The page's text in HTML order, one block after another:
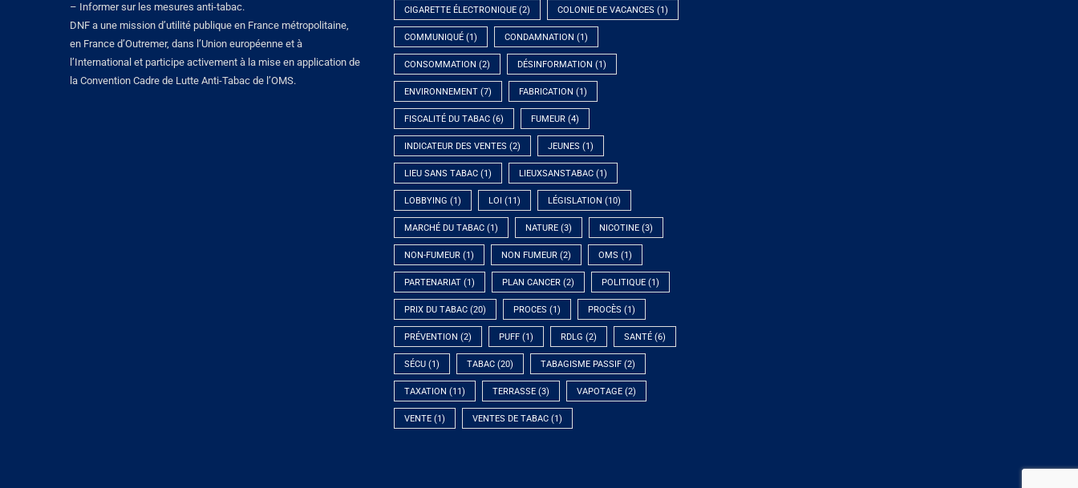
– Informer sur les mesures anti-tabac.
DNF a une mission d’utilité publique en France métropolitaine,
en France d’Outremer, dans l’Union européenne et à
l’International et participe activement à la mise en application de
la Convention Cadre de Lutte Anti-Tabac de l’OMS.
CIGARETTE ÉLECTRONIQUE(2) COLONIE DE VACANCES (1)
COMMUNIQUÉ(1) CONDAMNATION (1)
CONSOMMATION (2) DÉSINFORMATION (1)
ENVIRONNEMENT(7) FABRICATION (1)
FISCALITÉ DU TABAC(6) FUMEUR(4)
INDICATEUR DES VENTES (2) JEUNES (1)
LIEU SANS TABAC(1) LIEUXSANSTABAC(1)
LOBBYING (1) LOI (11) LÉGISLATION (10)
MARCHÉ DU TABAC(1) NATURE(3) NICOTINE(3)
NON-FUMEUR(1) NON FUMEUR(2) OMS (1)
PARTENARIAT(1) PLAN CANCER(2) POLITIQUE(1)
PRIX DU TABAC(20) PROCES (1) PROCÈS (1)
PRÉVENTION (2) PUFF(1) RDLG (2) SANTÉ(6)
SÉCU(1) TABAC(20) TABAGISME PASSIF(2)
TAXATION (11) TERRASSE(3) VAPOTAGE(2)
VENTE(1) VENTES DE TABAC(1)